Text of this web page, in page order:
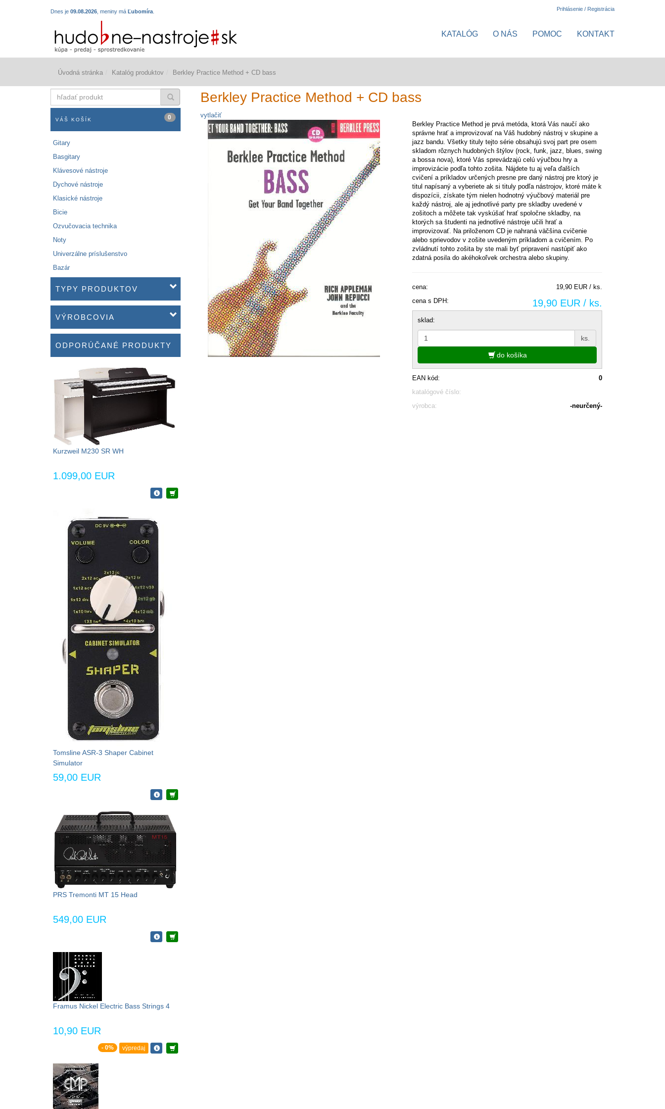
Dnes je 09.08.2026 , meniny má Ľubomíra Prihlásenie / Registrácia
KATALÓG O NÁS POMOC KONTAKT
Úvodná stránka Katalóg produktov Berkley Practice Method + CD bass
produkt
VÁŠ KOŠÍK 0
Gitary
Basgitary
Klávesové nástroje
Dychové nástroje
Klasické nástroje
Bicie
Ozvučovacia technika
Noty
Univerzálne príslušenstvo
Bazár
TYPY PRODUKTOV
VÝROBCOVIA
ODPORÚČANÉ PRODUKTY
Kurzweil M230 SR WH
1.099,00 EUR
Tomsline ASR-3 Shaper Cabinet
Simulator
59,00 EUR
PRS Tremonti MT 15 Head
549,00 EUR
Framus Nickel Electric Bass Strings 4
10,90 EUR
- 0% výpredaj
Berkley Practice Method + CD bass
vytlačiť
Berkley Practice Method je prvá metóda, ktorá Vás naučí ako
správne hrať a improvizovať na Váš hudobný nástroj v skupine a
jazz bandu. Všetky tituly tejto série obsahujú svoj ​​part pre osem
skladom rôznych hudobných štýlov (rock, funk, jazz, blues, swing
a bossa nova), ktoré Vás sprevádzajú celú výučbou hry a
improvizácie podľa tohto zošita. Nájdete tu aj veľa ďalších
cvičení a príkladov určených presne pre daný nástroj pre ktorý je
titul napísaný a vyberiete ak si tituly podľa nástrojov, ktoré máte k
dispozícii, získate tým nielen hodnotný výučbový materiál pre
každý nástroj, ale aj jednotlivé party pre skladby uvedené v
zošitoch a môžete tak vyskúšať hrať spoločne skladby, na
ktorých sa študenti na jednotlivé nástroje učili hrať a
improvizovať. Na priloženom CD je nahraná väčšina cvičenie
alebo sprievodov v zošite uvedeným príkladom a cvičením. Po
zvládnutí tohto zošita by ste mali byť pripravení nastúpiť ako
zdatná posila do akéhokoľvek orchestra alebo skupiny.
cena:
19,90 EUR / ks.
cena s DPH:
19,90 EUR / ks.
sklad:
ks.
do košíka
EAN kód:
0
katalógové číslo:
výrobca:
-neurčený-